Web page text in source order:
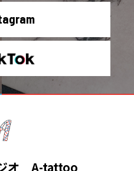
オ A-tattoo